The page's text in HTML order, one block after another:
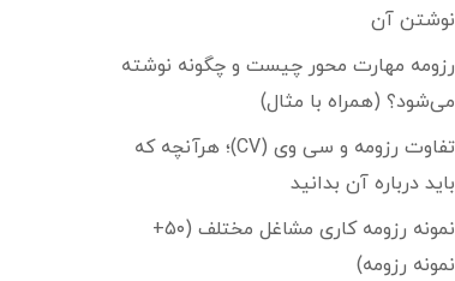
نوشتن آن
رزومه مهارت محور چیست و چگونه نوشته
می‌شود؟ (همراه با مثال)
تفاوت رزومه و سی وی (CV)؛ هرآنچه که
باید درباره آن بدانید
نمونه رزومه کاری مشاغل مختلف (۵۰+
نمونه رزومه)